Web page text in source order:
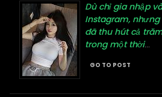
Dù chỉ gia nhập
Instagram,
đã thu hút cả
trong một thời...
GO TO POST